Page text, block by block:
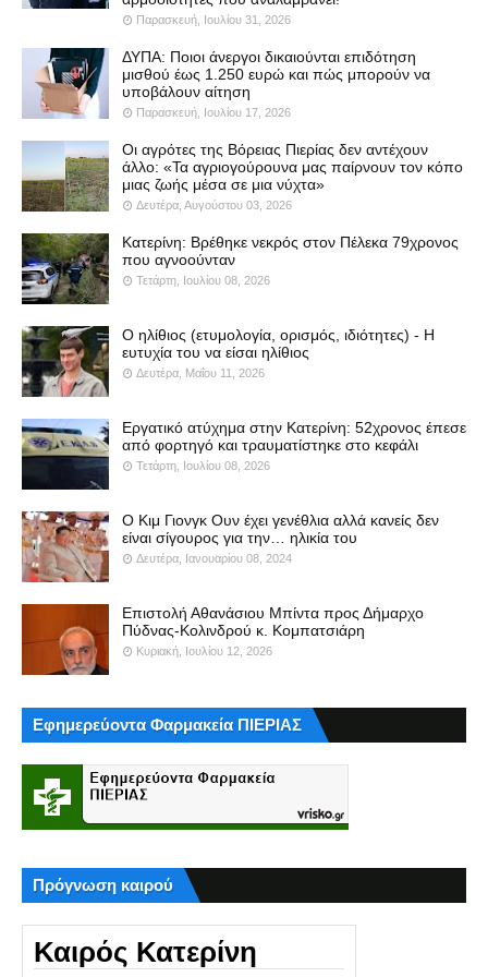
Παρασκευή, Ιουλίου 31, 2026
ΔΥΠΑ: Ποιοι άνεργοι δικαιούνται επιδότηση
μισθού έως 1.250 ευρώ και πώς μπορούν να
υποβάλουν αίτηση
Παρασκευή, Ιουλίου 17, 2026
Οι αγρότες της Βόρειας Πιερίας δεν αντέχουν
άλλο: «Τα αγριογούρουνα μας παίρνουν τον κόπο
μιας ζωής μέσα σε μια νύχτα»
Δευτέρα, Αυγούστου 03, 2026
Κατερίνη: Βρέθηκε νεκρός στον Πέλεκα 79χρονος
που αγνοούνταν
Τετάρτη, Ιουλίου 08, 2026
Ο ηλίθιος (ετυμολογία, ορισμός, ιδιότητες) - Η
ευτυχία του να είσαι ηλίθιος
Δευτέρα, Μαΐου 11, 2026
Εργατικό ατύχημα στην Κατερίνη: 52χρονος έπεσε
από φορτηγό και τραυματίστηκε στο κεφάλι
Τετάρτη, Ιουλίου 08, 2026
Ο Κιμ Γιονγκ Ουν έχει γενέθλια αλλά κανείς δεν
είναι σίγουρος για την… ηλικία του
Δευτέρα, Ιανουαρίου 08, 2024
Επιστολή Αθανάσιου Μπίντα προς Δήμαρχο
Πύδνας-Κολινδρού κ. Κομπατσιάρη
Κυριακή, Ιουλίου 12, 2026
Εφημερεύοντα Φαρμακεία ΠΙΕΡΙΑΣ
Πρόγνωση καιρού
Καιρός Κατερίνη